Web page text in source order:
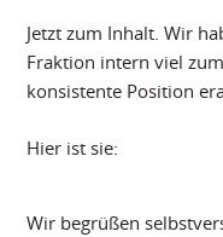
Jetzt zum Inhalt. Wir
Fraktion intern viel
konsistente Position
Hier ist sie:
Wir begrüßen